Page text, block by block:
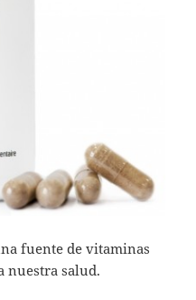
fuente de vitaminas
nuestra salud.